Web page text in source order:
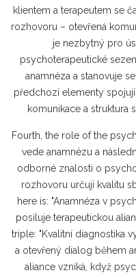
klientem a terapeutem se
rozhovoru – otevřená
je nezbytný pro
psychoterapeutické
anamnéza a stanovuje
předchozí elementy
komunikace a struktura
Fourth, the role of the
vede anamnézu a
odborné znalosti o
rozhovoru určují kvalitu
here is: "Anamnéza v
posiluje terapeutickou
triple: "Kvalitní diagnostika
a otevřený dialog během
aliance vzniká, když